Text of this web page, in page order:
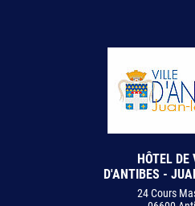
HÔTEL DE
D'ANTIBES -
24 Cours